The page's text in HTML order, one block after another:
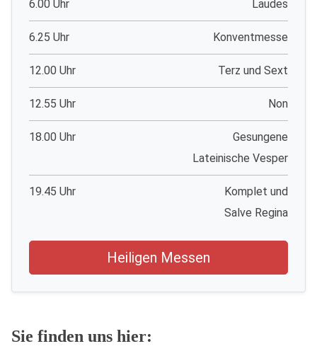
6.00 Uhr Laudes
6.25 Uhr Konventmesse
12.00 Uhr Terz und Sext
12.55 Uhr Non
18.00 Uhr
Gesungene
Lateinische Vesper
19.45 Uhr
Komplet und
Salve Regina
Heiligen Messen
Sie finden uns hier: